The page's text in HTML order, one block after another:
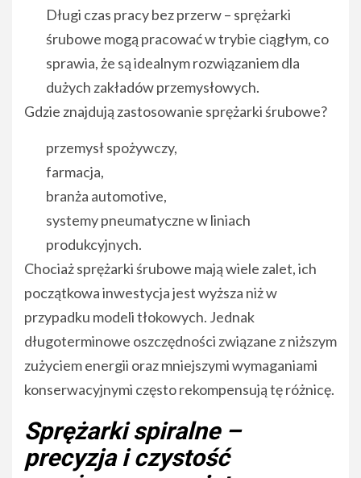
Długi czas pracy bez przerw – sprężarki
śrubowe mogą pracować w trybie ciągłym, co
sprawia, że są idealnym rozwiązaniem dla
dużych zakładów przemysłowych.
Gdzie znajdują zastosowanie sprężarki śrubowe?
przemysł spożywczy,
farmacja,
branża automotive,
systemy pneumatyczne w liniach
produkcyjnych.
Chociaż sprężarki śrubowe mają wiele zalet, ich
początkowa inwestycja jest wyższa niż w
przypadku modeli tłokowych. Jednak
długoterminowe oszczędności związane z niższym
zużyciem energii oraz mniejszymi wymaganiami
konserwacyjnymi często rekompensują tę różnicę.
Sprężarki spiralne –
precyzja i czystość